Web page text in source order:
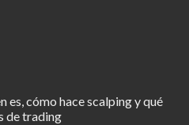
es, cómo hace scalping y qué
de trading